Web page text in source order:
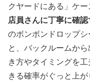
クヤードにある」ケ
店員さんに丁寧に確認
のボンボンドロップ
と、バックルームか
き方やタイミングを
きる確率がぐっと上が